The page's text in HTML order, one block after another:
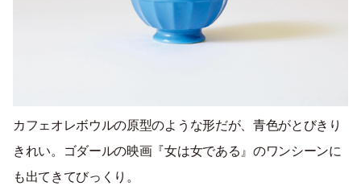
カフェオレボウルの原型のような形だが、青色がとびきり
きれい。ゴダールの映画『女は女である』のワンシーンに
も出てきてびっくり。